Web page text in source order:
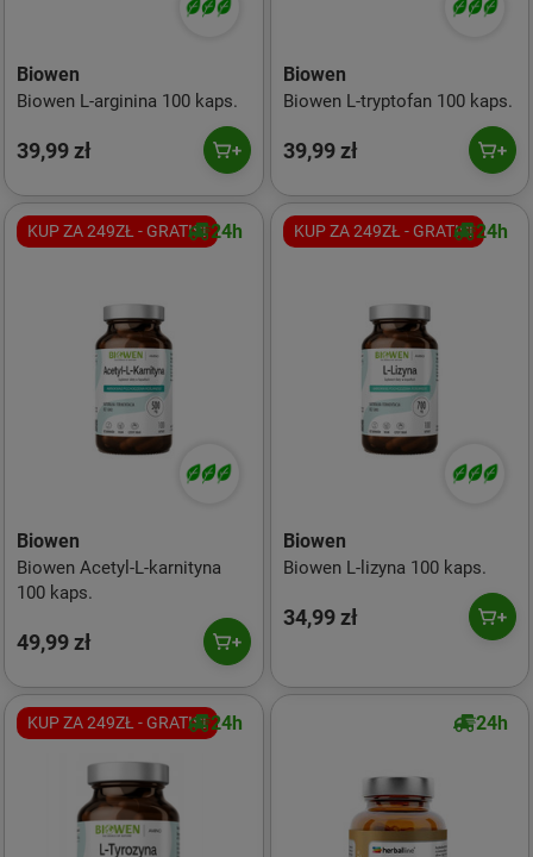
Biowen
Biowen L-arginina 100 kaps.
39,99 zł
Biowen
Biowen L-tryptofan 100 kaps.
39,99 zł
KUP ZA 249ZŁ - GRATIS!24h
Biowen
Biowen Acetyl-L-karnityna
100 kaps.
49,99 zł
KUP ZA 249ZŁ - GRATIS!24h
Biowen
Biowen L-lizyna 100 kaps.
34,99 zł
KUP ZA 249ZŁ - GRATIS!24h 24h